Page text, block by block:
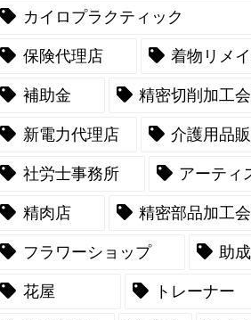
カイロプラクティック
保険代理店 着物リメ
補助金 精密切削加工
新電力代理店 介護用品
社労士事務所 アーティ
精肉店 精密部品加工
フラワーショップ 助
花屋 トレーナー